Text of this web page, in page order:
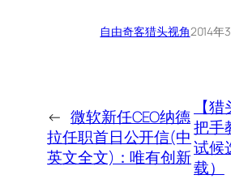
自由奇客猎头视角2014年
← 微软新任CEO纳德
拉任职首日公开信(中
英文全文)：唯有创新
【
把手
试候
载）